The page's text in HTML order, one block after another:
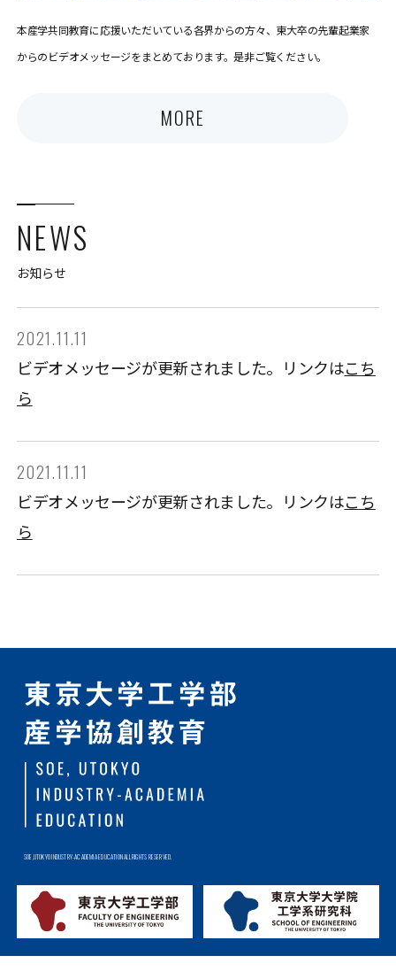
本産学共同教育に応援いただいている各界からの方々、東大卒の先輩起業家
からのビデオメッセージをまとめております。是非ご覧ください。
MORE
NEWS
お知らせ
2021.11.11
ビデオメッセージが更新されました。リンクはこち
ら
2021.11.11
ビデオメッセージが更新されました。リンクはこち
ら
SOE,UTOKYO INDUSTRY-ACADEMIA EDUCATION ALL RIGHTS RESERVED.